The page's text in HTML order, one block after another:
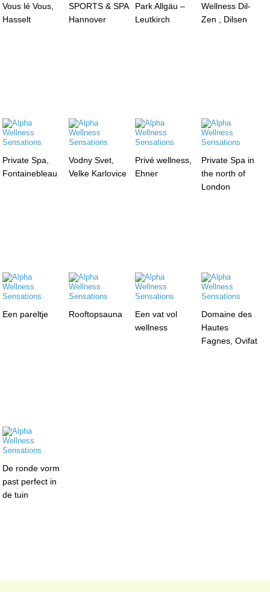
Vous lé Vous,
Hasselt
SPORTS & SPA
Hannover
Park Allgäu –
Leutkirch
Wellness Dil-
Zen , Dilsen
Private Spa,
Fontainebleau
Vodny Svet,
Velke Karlovice
Privé wellness,
Ehner
Private Spa in
the north of
London
Een pareltje Rooftopsauna
Een vat vol
wellness
Domaine des
Hautes
Fagnes, Ovifat
De ronde vorm
past perfect in
de tuin